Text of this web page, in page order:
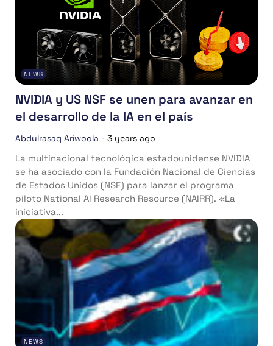
NEWS
NVIDIA y US NSF se unen para avanzar en
el desarrollo de la IA en el país
Abdulrasaq Ariwoola - 3 years ago
La multinacional tecnológica estadounidense NVIDIA
se ha asociado con la Fundación Nacional de Ciencias
de Estados Unidos (NSF) para lanzar el programa
piloto National AI Research Resource (NAIRR). «La
iniciativa...
NEWS